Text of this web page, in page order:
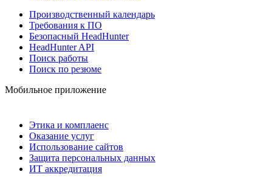
Производственный календарь
Требования к ПО
Безопасный HeadHunter
HeadHunter API
Поиск работы
Поиск по резюме
Мобильное приложение
Этика и комплаенс
Оказание услуг
Использование сайтов
Защита персональных данных
ИТ аккредитация